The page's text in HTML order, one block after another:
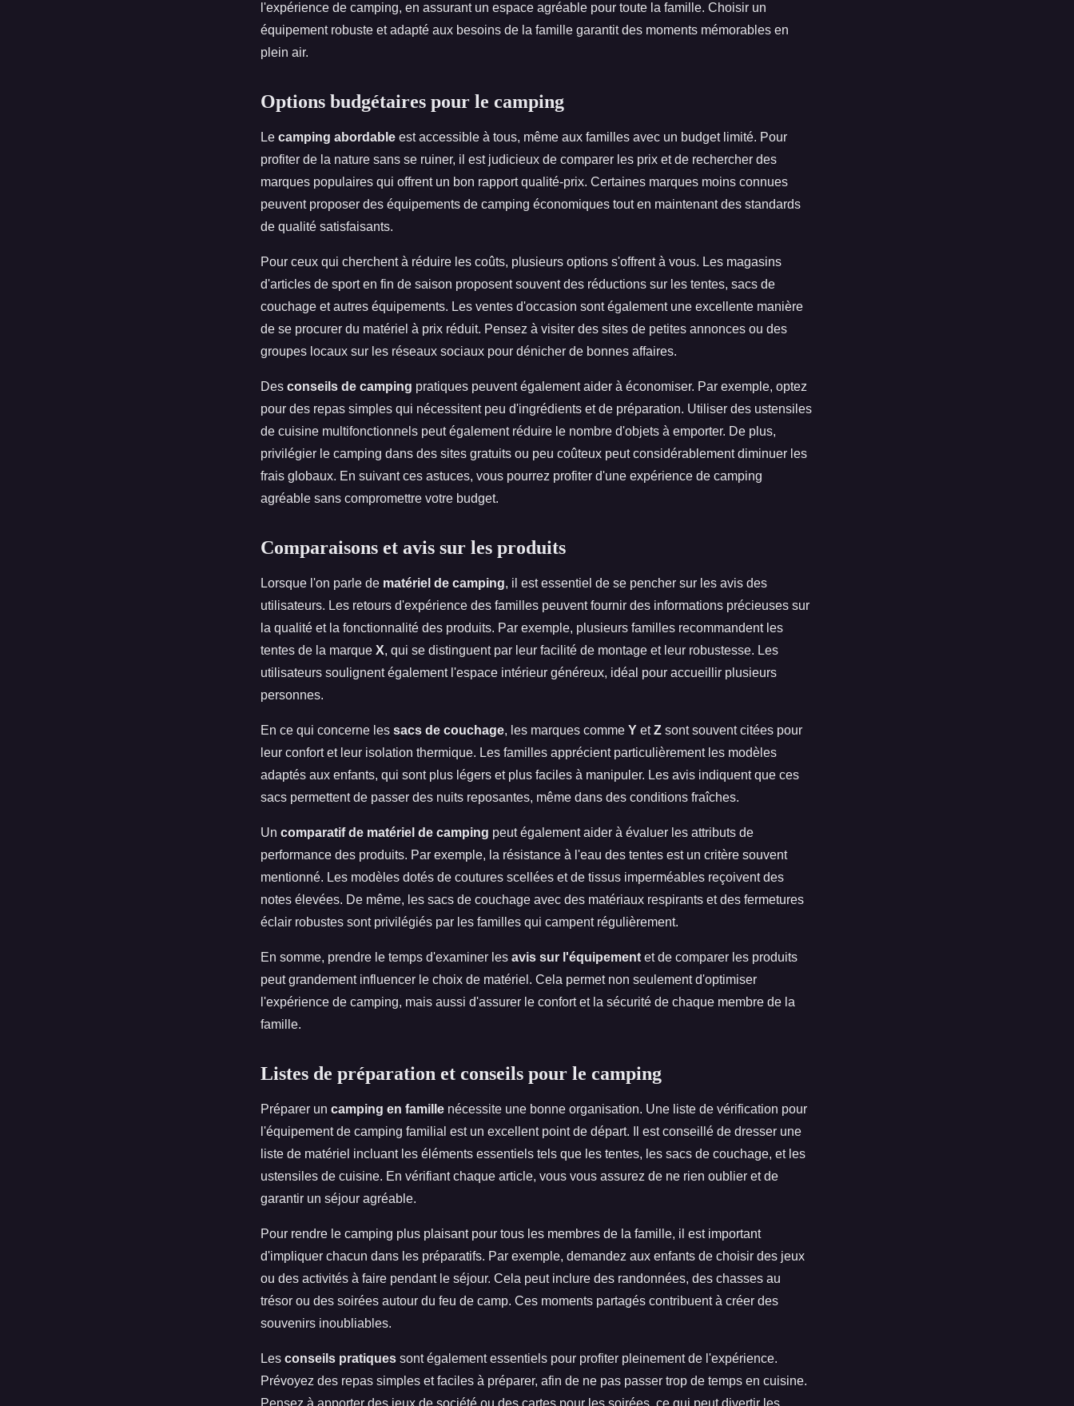
l'expérience de camping, en assurant un espace agréable pour toute la famille. Choisir un
équipement robuste et adapté aux besoins de la famille garantit des moments mémorables en
plein air.
Options budgétaires pour le camping
Le camping abordable est accessible à tous, même aux familles avec un budget limité. Pour
profiter de la nature sans se ruiner, il est judicieux de comparer les prix et de rechercher des
marques populaires qui offrent un bon rapport qualité-prix. Certaines marques moins connues
peuvent proposer des équipements de camping économiques tout en maintenant des standards
de qualité satisfaisants.
Pour ceux qui cherchent à réduire les coûts, plusieurs options s'offrent à vous. Les magasins
d'articles de sport en fin de saison proposent souvent des réductions sur les tentes, sacs de
couchage et autres équipements. Les ventes d'occasion sont également une excellente manière
de se procurer du matériel à prix réduit. Pensez à visiter des sites de petites annonces ou des
groupes locaux sur les réseaux sociaux pour dénicher de bonnes affaires.
Des conseils de camping pratiques peuvent également aider à économiser. Par exemple, optez
pour des repas simples qui nécessitent peu d'ingrédients et de préparation. Utiliser des ustensiles
de cuisine multifonctionnels peut également réduire le nombre d'objets à emporter. De plus,
privilégier le camping dans des sites gratuits ou peu coûteux peut considérablement diminuer les
frais globaux. En suivant ces astuces, vous pourrez profiter d'une expérience de camping
agréable sans compromettre votre budget.
Comparaisons et avis sur les produits
Lorsque l'on parle de matériel de camping, il est essentiel de se pencher sur les avis des
utilisateurs. Les retours d'expérience des familles peuvent fournir des informations précieuses sur
la qualité et la fonctionnalité des produits. Par exemple, plusieurs familles recommandent les
tentes de la marque X, qui se distinguent par leur facilité de montage et leur robustesse. Les
utilisateurs soulignent également l'espace intérieur généreux, idéal pour accueillir plusieurs
personnes.
En ce qui concerne les sacs de couchage, les marques comme Y etZ sont souvent citées pour
leur confort et leur isolation thermique. Les familles apprécient particulièrement les modèles
adaptés aux enfants, qui sont plus légers et plus faciles à manipuler. Les avis indiquent que ces
sacs permettent de passer des nuits reposantes, même dans des conditions fraîches.
Un comparatif de matériel de camping peut également aider à évaluer les attributs de
performance des produits. Par exemple, la résistance à l'eau des tentes est un critère souvent
mentionné. Les modèles dotés de coutures scellées et de tissus imperméables reçoivent des
notes élevées. De même, les sacs de couchage avec des matériaux respirants et des fermetures
éclair robustes sont privilégiés par les familles qui campent régulièrement.
En somme, prendre le temps d'examiner les avis sur l'équipement et de comparer les produits
peut grandement influencer le choix de matériel. Cela permet non seulement d'optimiser
l'expérience de camping, mais aussi d'assurer le confort et la sécurité de chaque membre de la
famille.
Listes de préparation et conseils pour le camping
Préparer un camping en famille nécessite une bonne organisation. Une liste de vérification pour
l'équipement de camping familial est un excellent point de départ. Il est conseillé de dresser une
liste de matériel incluant les éléments essentiels tels que les tentes, les sacs de couchage, et les
ustensiles de cuisine. En vérifiant chaque article, vous vous assurez de ne rien oublier et de
garantir un séjour agréable.
Pour rendre le camping plus plaisant pour tous les membres de la famille, il est important
d'impliquer chacun dans les préparatifs. Par exemple, demandez aux enfants de choisir des jeux
ou des activités à faire pendant le séjour. Cela peut inclure des randonnées, des chasses au
trésor ou des soirées autour du feu de camp. Ces moments partagés contribuent à créer des
souvenirs inoubliables.
Les conseils pratiques sont également essentiels pour profiter pleinement de l'expérience.
Prévoyez des repas simples et faciles à préparer, afin de ne pas passer trop de temps en cuisine.